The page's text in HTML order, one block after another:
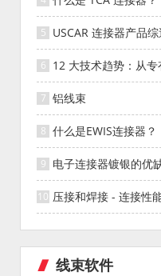
USCAR 连接器产品综
12 大技术趋势：从
器的演变
铝线束
什么是EWIS连接器？
电子连接器镀银的优
压接和焊接 - 连接性
线束软件